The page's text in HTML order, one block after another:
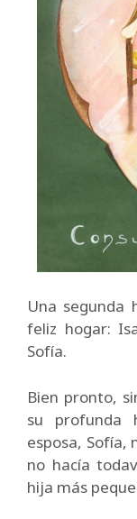
Una segunda
feliz hogar:
Sofía.
Bien pronto,
su profunda
esposa, Sofía,
no hacía
hija más